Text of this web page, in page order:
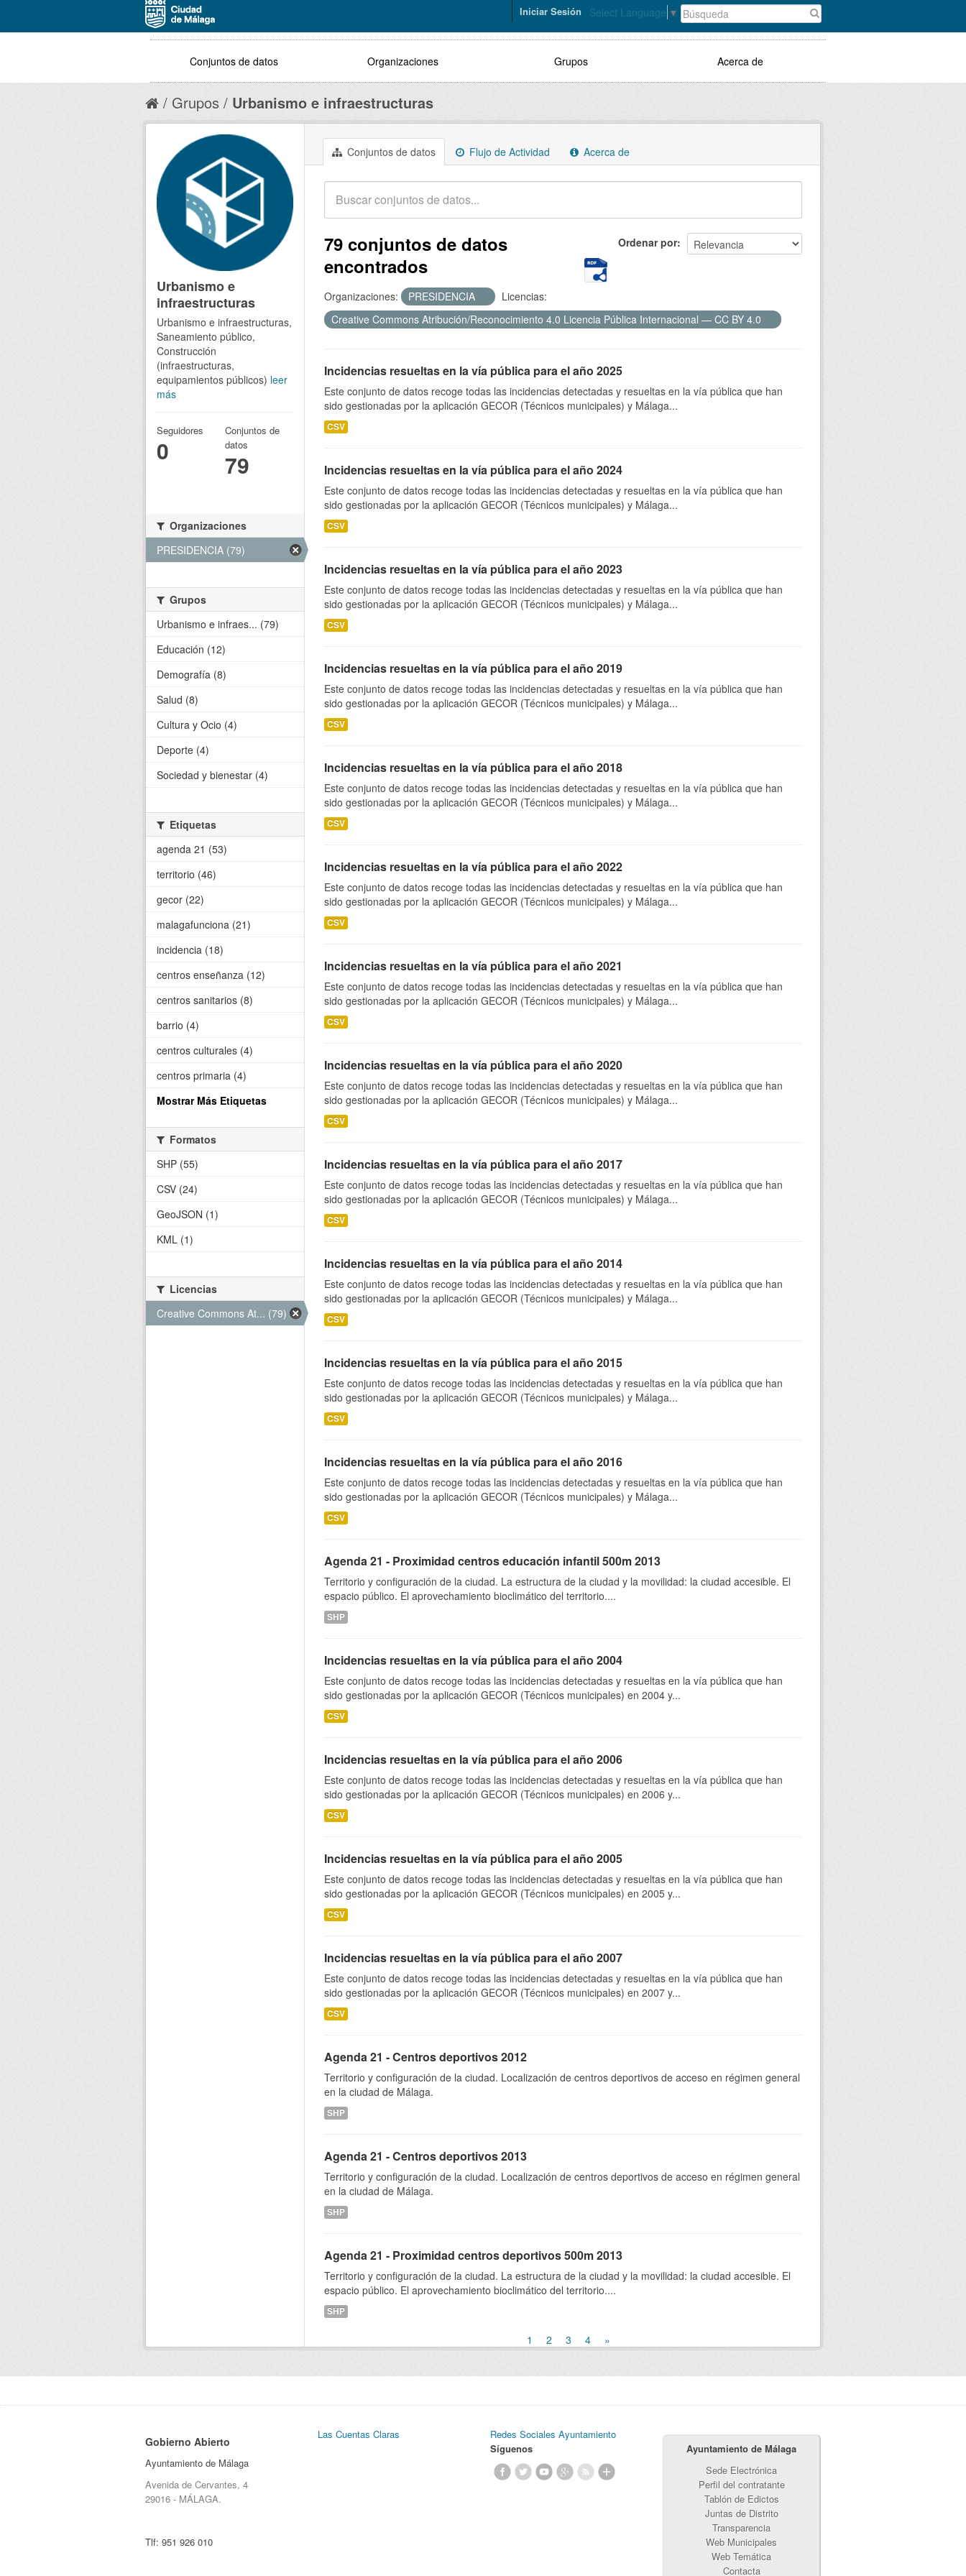
Select Language ▼
Iniciar Sesión
Conjuntos de datos Organizaciones Grupos Acerca de
Grupos Urbanismo e infraestructuras
Conjuntos de datos Flujo de Actividad Acerca de
Ordenar por
79 conjuntos de datos
encontrados
Organizaciones: PRESIDENCIA
Licencias:
Creative Commons Atribución/Reconocimiento 4.0 Licencia Pública Internacional — CC BY 4.0
Incidencias resueltas en la vía pública para el año 2025
Este conjunto de datos recoge todas las incidencias detectadas y resueltas en la vía pública que han
sido gestionadas por la aplicación GECOR (Técnicos municipales) y Málaga...
CSV
Incidencias resueltas en la vía pública para el año 2024
Este conjunto de datos recoge todas las incidencias detectadas y resueltas en la vía pública que han
sido gestionadas por la aplicación GECOR (Técnicos municipales) y Málaga...
CSV
Incidencias resueltas en la vía pública para el año 2023
Este conjunto de datos recoge todas las incidencias detectadas y resueltas en la vía pública que han
sido gestionadas por la aplicación GECOR (Técnicos municipales) y Málaga...
CSV
Incidencias resueltas en la vía pública para el año 2019
Este conjunto de datos recoge todas las incidencias detectadas y resueltas en la vía pública que han
sido gestionadas por la aplicación GECOR (Técnicos municipales) y Málaga...
CSV
Incidencias resueltas en la vía pública para el año 2018
Este conjunto de datos recoge todas las incidencias detectadas y resueltas en la vía pública que han
sido gestionadas por la aplicación GECOR (Técnicos municipales) y Málaga...
CSV
Incidencias resueltas en la vía pública para el año 2022
Este conjunto de datos recoge todas las incidencias detectadas y resueltas en la vía pública que han
sido gestionadas por la aplicación GECOR (Técnicos municipales) y Málaga...
CSV
Incidencias resueltas en la vía pública para el año 2021
Este conjunto de datos recoge todas las incidencias detectadas y resueltas en la vía pública que han
sido gestionadas por la aplicación GECOR (Técnicos municipales) y Málaga...
CSV
Incidencias resueltas en la vía pública para el año 2020
Este conjunto de datos recoge todas las incidencias detectadas y resueltas en la vía pública que han
sido gestionadas por la aplicación GECOR (Técnicos municipales) y Málaga...
CSV
Incidencias resueltas en la vía pública para el año 2017
Este conjunto de datos recoge todas las incidencias detectadas y resueltas en la vía pública que han
sido gestionadas por la aplicación GECOR (Técnicos municipales) y Málaga...
CSV
Incidencias resueltas en la vía pública para el año 2014
Este conjunto de datos recoge todas las incidencias detectadas y resueltas en la vía pública que han
sido gestionadas por la aplicación GECOR (Técnicos municipales) y Málaga...
CSV
Incidencias resueltas en la vía pública para el año 2015
Este conjunto de datos recoge todas las incidencias detectadas y resueltas en la vía pública que han
sido gestionadas por la aplicación GECOR (Técnicos municipales) y Málaga...
CSV
Incidencias resueltas en la vía pública para el año 2016
Este conjunto de datos recoge todas las incidencias detectadas y resueltas en la vía pública que han
sido gestionadas por la aplicación GECOR (Técnicos municipales) y Málaga...
CSV
Agenda 21 - Proximidad centros educación infantil 500m 2013
Territorio y configuración de la ciudad. La estructura de la ciudad y la movilidad: la ciudad accesible. El
espacio público. El aprovechamiento bioclimático del territorio....
SHP
Incidencias resueltas en la vía pública para el año 2004
Este conjunto de datos recoge todas las incidencias detectadas y resueltas en la vía pública que han
sido gestionadas por la aplicación GECOR (Técnicos municipales) en 2004 y...
CSV
Incidencias resueltas en la vía pública para el año 2006
Este conjunto de datos recoge todas las incidencias detectadas y resueltas en la vía pública que han
sido gestionadas por la aplicación GECOR (Técnicos municipales) en 2006 y...
CSV
Incidencias resueltas en la vía pública para el año 2005
Este conjunto de datos recoge todas las incidencias detectadas y resueltas en la vía pública que han
sido gestionadas por la aplicación GECOR (Técnicos municipales) en 2005 y...
CSV
Incidencias resueltas en la vía pública para el año 2007
Este conjunto de datos recoge todas las incidencias detectadas y resueltas en la vía pública que han
sido gestionadas por la aplicación GECOR (Técnicos municipales) en 2007 y...
CSV
Agenda 21 - Centros deportivos 2012
Territorio y configuración de la ciudad. Localización de centros deportivos de acceso en régimen general
en la ciudad de Málaga.
SHP
Agenda 21 - Centros deportivos 2013
Territorio y configuración de la ciudad. Localización de centros deportivos de acceso en régimen general
en la ciudad de Málaga.
SHP
Agenda 21 - Proximidad centros deportivos 500m 2013
Territorio y configuración de la ciudad. La estructura de la ciudad y la movilidad: la ciudad accesible. El
espacio público. El aprovechamiento bioclimático del territorio....
SHP
1 2 3 4 »
Urbanismo e
infraestructuras
Urbanismo e infraestructuras,
Saneamiento público,
Construcción
(infraestructuras,
equipamientos públicos) leer
más
Seguidores
0
Conjuntos de
datos
79
Organizaciones
PRESIDENCIA (79)
Grupos
Urbanismo e infraes... (79)
Educación (12)
Demografía (8)
Salud (8)
Cultura y Ocio (4)
Deporte (4)
Sociedad y bienestar (4)
Etiquetas
agenda 21 (53)
territorio (46)
gecor (22)
malagafunciona (21)
incidencia (18)
centros enseñanza (12)
centros sanitarios (8)
barrio (4)
centros culturales (4)
centros primaria (4)
Mostrar Más Etiquetas
Formatos
SHP (55)
CSV (24)
GeoJSON (1)
KML (1)
Licencias
Creative Commons At... (79)
Gobierno Abierto
Ayuntamiento de Málaga
Avenida de Cervantes, 4
29016 - MÁLAGA.
Tlf: 951 926 010
Las Cuentas Claras
Redes Sociales Ayuntamiento
Síguenos
Ayuntamiento de Málaga
Sede Electrónica
Perfil del contratante
Tablón de Edictos
Juntas de Distrito
Transparencia
Web Municipales
Web Temática
Contacta